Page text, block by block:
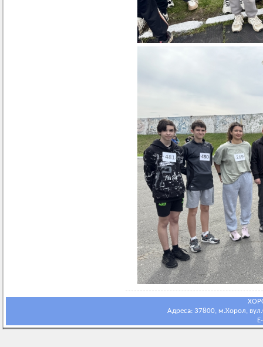
Адреса: 37800, м.Хорол,